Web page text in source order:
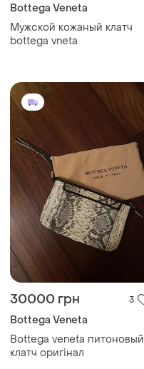
Bottega Veneta
Мужской кожаный клатч
bottega vneta
30000 грн 3
Bottega Veneta
Bottega veneta питоновый
клатч оригінал